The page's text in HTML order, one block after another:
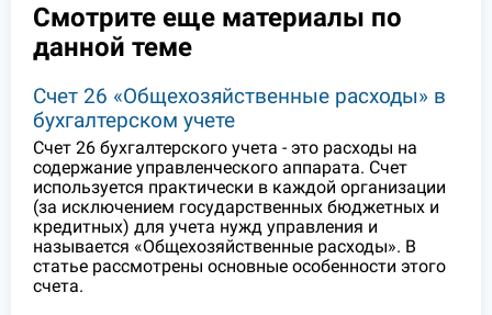
Смотрите еще материалы по
данной теме
Счет 26 «Общехозяйственные расходы» в
бухгалтерском учете
Счет 26 бухгалтерского учета - это расходы на
содержание управленческого аппарата. Счет
используется практически в каждой организации
(за исключением государственных бюджетных и
кредитных) для учета нужд управления и
называется «Общехозяйственные расходы». В
статье рассмотрены основные особенности этого
счета.